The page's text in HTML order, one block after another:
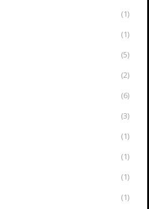
(1)
(1)
(5)
(2)
(6)
(3)
(1)
(1)
(1)
(1)